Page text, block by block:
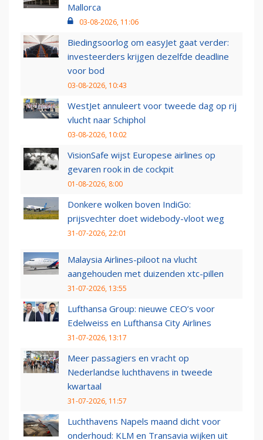
Mallorca
03-08-2026, 11:06
Biedingsoorlog om easyJet gaat verder:
investeerders krijgen dezelfde deadline
voor bod
03-08-2026, 10:43
WestJet annuleert voor tweede dag op rij
vlucht naar Schiphol
03-08-2026, 10:02
VisionSafe wijst Europese airlines op
gevaren rook in de cockpit
01-08-2026, 8:00
Donkere wolken boven IndiGo:
prijsvechter doet widebody-vloot weg
31-07-2026, 22:01
Malaysia Airlines-piloot na vlucht
aangehouden met duizenden xtc-pillen
31-07-2026, 13:55
Lufthansa Group: nieuwe CEO’s voor
Edelweiss en Lufthansa City Airlines
31-07-2026, 13:17
Meer passagiers en vracht op
Nederlandse luchthavens in tweede
kwartaal
31-07-2026, 11:57
Luchthavens Napels maand dicht voor
onderhoud: KLM en Transavia wijken uit